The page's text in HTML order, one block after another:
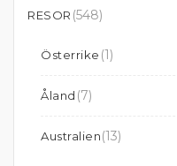
RESOR (548)
Österrike (1)
Åland (7)
Australien(13)